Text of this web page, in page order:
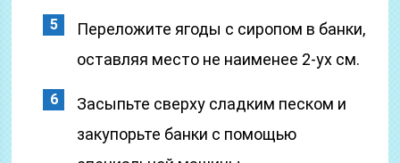
Переложите ягоды с сиропом в банки,
оставляя место не наименее 2-ух см.
Засыпьте сверху сладким песком и
закупорьте банки с помощью